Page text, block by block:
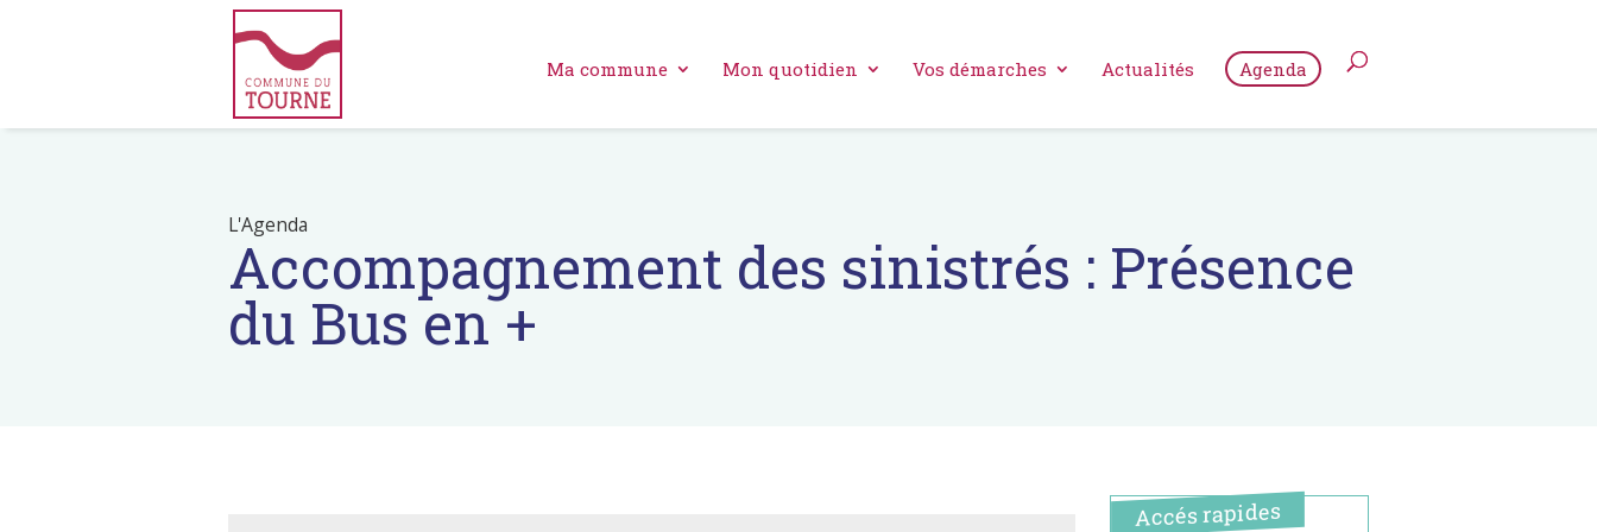
Ma commune Mon quotidien Vos démarches Actualités Agenda
L'Agenda
Accompagnement des sinistrés : Présence
du Bus en +
Accés rapides